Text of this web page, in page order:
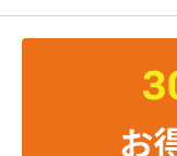
マルヰガス東京
ミナミ油化株式
ミライフ株式